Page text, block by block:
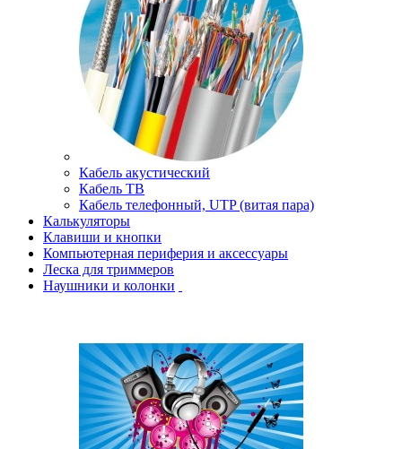
Кабель акустический
Кабель ТВ
Кабель телефонный, UTP (витая пара)
Калькуляторы
Клавиши и кнопки
Компьютерная периферия и аксессуары
Леска для триммеров
Наушники и колонки